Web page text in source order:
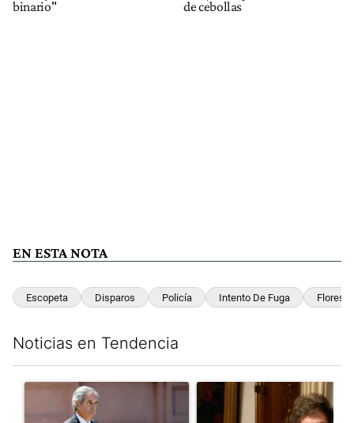
binario"
de cebollas
EN ESTA NOTA
Escopeta Disparos Policía Intento De Fuga Flores
Noticias en Tendencia
Un artículo de tendencia con el título "Las incosistencias de
Un artículo de tendencia